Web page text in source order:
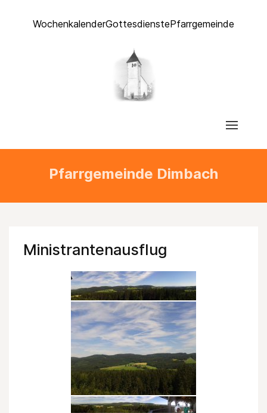
WochenkalenderGottesdienstePfarrgemeinde
Pfarrgemeinde Dimbach
Ministrantenausflug